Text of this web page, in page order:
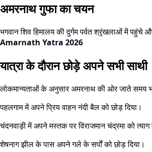
अमरनाथ गुफा का चयन
भगवान शिव हिमालय की दुर्गम पर्वत श्रृंखलाओं में
Amarnath Yatra 2026
यात्रा के दौरान छोड़े अपने सभी साथी
लोकमान्यताओं के अनुसार अमरनाथ की ओर जाते समय
पहलगाम में अपने प्रिय वाहन नंदी बैल को छोड़ दिया।
चंदनवाड़ी में अपने मस्तक पर विराजमान चंद्रमा को त्याग
शेषनाग झील के पास अपने गले के सर्पों को छोड़ दिया।